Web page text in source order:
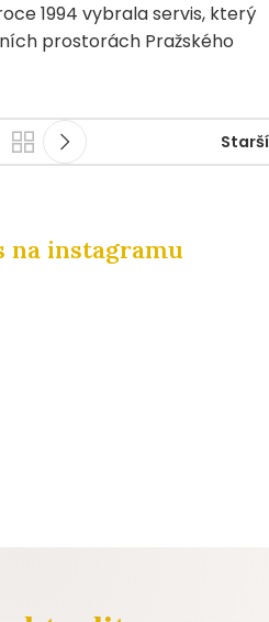
1994 vybrala servis, který
prostorách Pražského
Starší
na instagramu